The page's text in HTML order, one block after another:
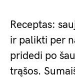
Receptas:
ir palikti per
pridedi po
trąšos.